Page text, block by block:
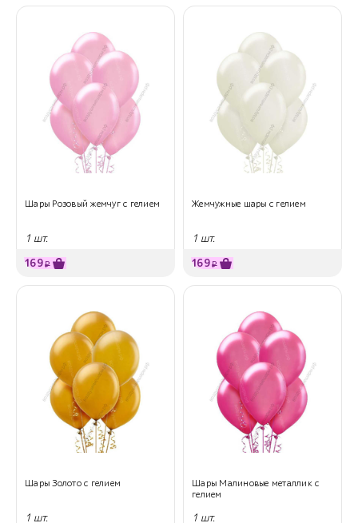
Шары Розовый жемчуг с гелием
1 шт.
169₽
Жемчужные шары с гелием
1 шт.
169₽
Шары Золото с гелием
1 шт.
Шары Малиновые металлик с
гелием
1 шт.